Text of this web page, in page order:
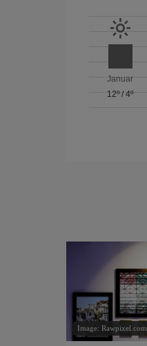
Januar
12º/4º
Image: Rawpixel.com